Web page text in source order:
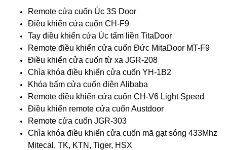
Remote cửa cuốn Úc 3S Door
Điều khiển cửa cuốn CH-F9
Tay điều khiển cửa Úc tấm liền TitaDoor
Remote điều khiển cửa cuốn Đức MitaDoor MT-F9
Điều khiển cửa cuốn từ xa JGR-208
Chìa khóa điều khiển cửa cuốn YH-1B2
Khóa bấm cửa cuốn điện Alibaba
Remote điều khiển cửa cuốn CH-V6 Light Speed
Điều khiển remote cửa cuốn Austdoor
Remote cửa cuốn JGR-303
Chìa khóa điều khiển cửa cuốn mã gạt sóng 433Mhz
Mitecal, TK, KTN, Tiger, HSX